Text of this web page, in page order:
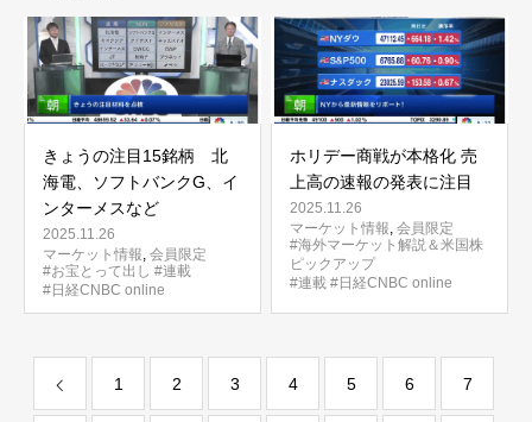
きょうの注目15銘柄 北
海電、ソフトバンクG、イ
ンターメスなど
2025.11.26
マーケット情報, 会員限定
#お宝とって出し #連載
#日経CNBC online
ホリデー商戦が本格化 売
上高の速報の発表に注目
2025.11.26
マーケット情報, 会員限定
#海外マーケット解説＆米国株
ピックアップ
#連載 #日経CNBC online
1 2 3 4 5 6 7